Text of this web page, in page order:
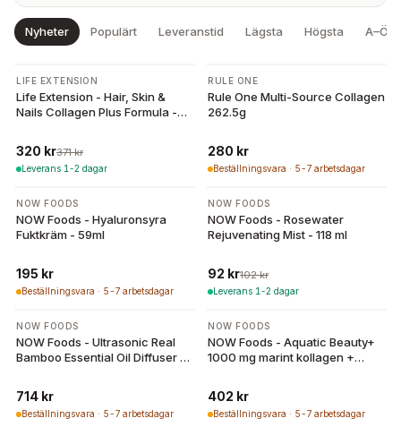
Nyheter Populärt Leveranstid Lägsta Högsta A–Ö
-14%
LIFE EXTENSION
Life Extension - Hair, Skin &
Nails Collagen Plus Formula -
320 kr371 kr
Leverans 1-2 dagar
RULE ONE
Rule One Multi-Source Collagen
262.5g
280 kr
Beställningsvara · 5-7 arbetsdagar
NOW FOODS
NOW Foods - Hyaluronsyra
Fuktkräm - 59ml
195 kr
Beställningsvara · 5-7 arbetsdagar
-10%
NOW FOODS
NOW Foods - Rosewater
Rejuvenating Mist - 118 ml
92 kr102 kr
Leverans 1-2 dagar
NOW FOODS
NOW Foods - Ultrasonic Real
Bamboo Essential Oil Diffuser - 1
714 kr
Beställningsvara · 5-7 arbetsdagar
NOW FOODS
NOW Foods - Aquatic Beauty+
1000 mg marint kollagen +
402 kr
Beställningsvara · 5-7 arbetsdagar